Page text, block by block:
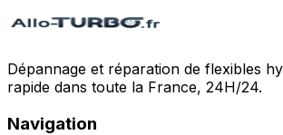
Dépannage et réparation de flexibles
rapide dans toute la France, 24H/24.
Navigation